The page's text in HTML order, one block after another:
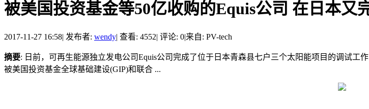
被美国投资基金等50亿收购的Equis公司 在日本又
2017-11-27 16:58| 发布者: wendy| 查看: 4552| 评论: 0|来自: PV-tech
摘要: 日前，可再生能源独立发电公司Equis公司完成了位于日本青森县七户三个太阳能项目的调试
被美国投资基金全球基础建设(GIP)和联合 ...